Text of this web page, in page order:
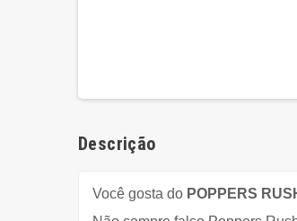
Descrição
Você gosta do POPPERS